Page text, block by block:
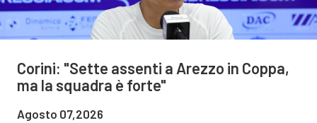
Corini: "Sette assenti a Arezzo in Coppa,
ma la squadra è forte"
Agosto 07,2026